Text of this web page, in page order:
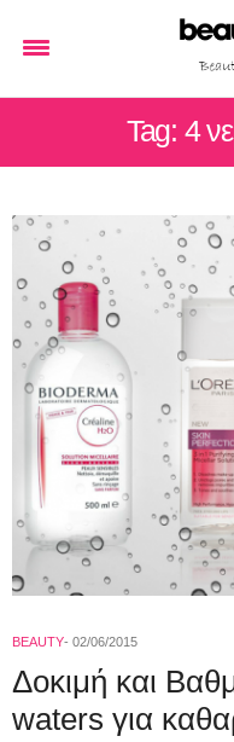
Tag: 4
BEAUTY 02/06/2015
Δοκιμή και
waters για